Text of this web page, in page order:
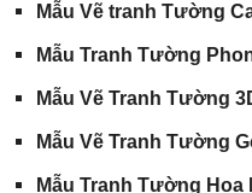
Mẫu Vẽ tranh Tường
Mẫu Tranh Tường
Mẫu Vẽ Tranh Tường
Mẫu Vẽ Tranh Tường
Mẫu Tranh Tường Hoa